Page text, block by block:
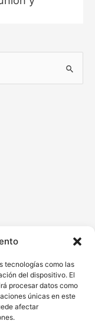
tecnologías como las
del dispositivo. El
procesar datos como
únicas en este
afectar